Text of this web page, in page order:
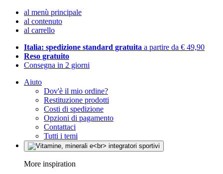
al menù principale
al contenuto
al carrello
Italia: spedizione standard gratuita a partire da € 49,90
Reso gratuito
Consegna in 2 giorni
Aiuto
Dov'è il mio ordine?
Restituzione prodotti
Costi di spedizione
Opzioni di pagamento
Contattaci
Tutti i temi
More inspiration